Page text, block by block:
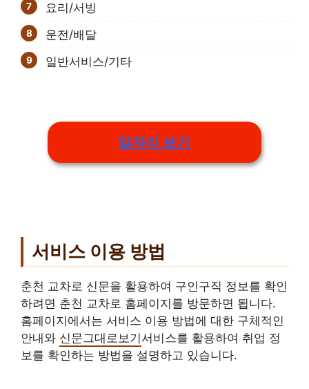
요리/서빙
운전/배달
일반서비스/기타
일자리 보기
서비스 이용 방법
춘천 교차로 신문을 활용하여 구인구직 정보를 확인
하려면 춘천 교차로 홈페이지를 방문하면 됩니다.
홈페이지에서는 서비스 이용 방법에 대한 구체적인
안내와 신문그대로보기 서비스를 활용하여 취업 정
보를 확인하는 방법을 설명하고 있습니다.